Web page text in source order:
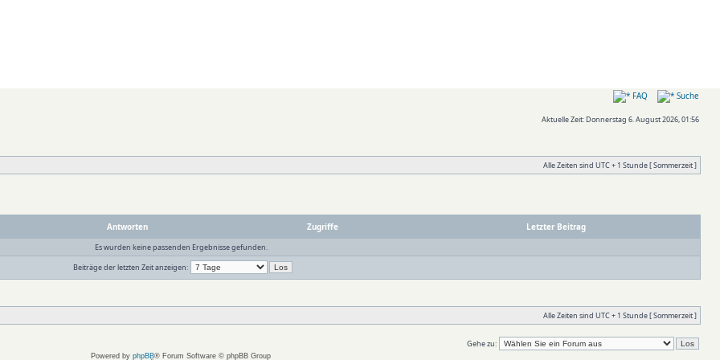
FAQ Suche
Aktuelle Zeit: Donnerstag 6. August 2026, 01:56
Alle Zeiten sind UTC + 1 Stunde [ Sommerzeit ]
Antworten Zugriffe Letzter Beitrag
Es wurden keine passenden Ergebnisse gefunden.
Beiträge der letzten Zeit anzeigen:
Alle Zeiten sind UTC + 1 Stunde [ Sommerzeit ]
Gehe zu:
Powered by phpBB® Forum Software © phpBB Group